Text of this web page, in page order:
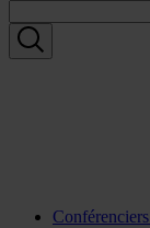
Conférenciers